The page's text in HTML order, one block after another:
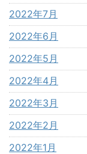
2022年7月
2022年6月
2022年5月
2022年4月
2022年3月
2022年2月
2022年1月